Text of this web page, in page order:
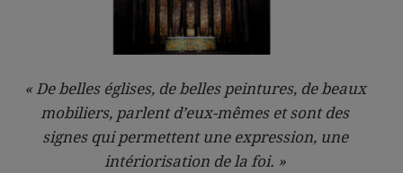
« De belles églises, de belles peintures, de beaux
mobiliers, parlent d’eux-mêmes et sont des
signes qui permettent une expression, une
intériorisation de la foi. »